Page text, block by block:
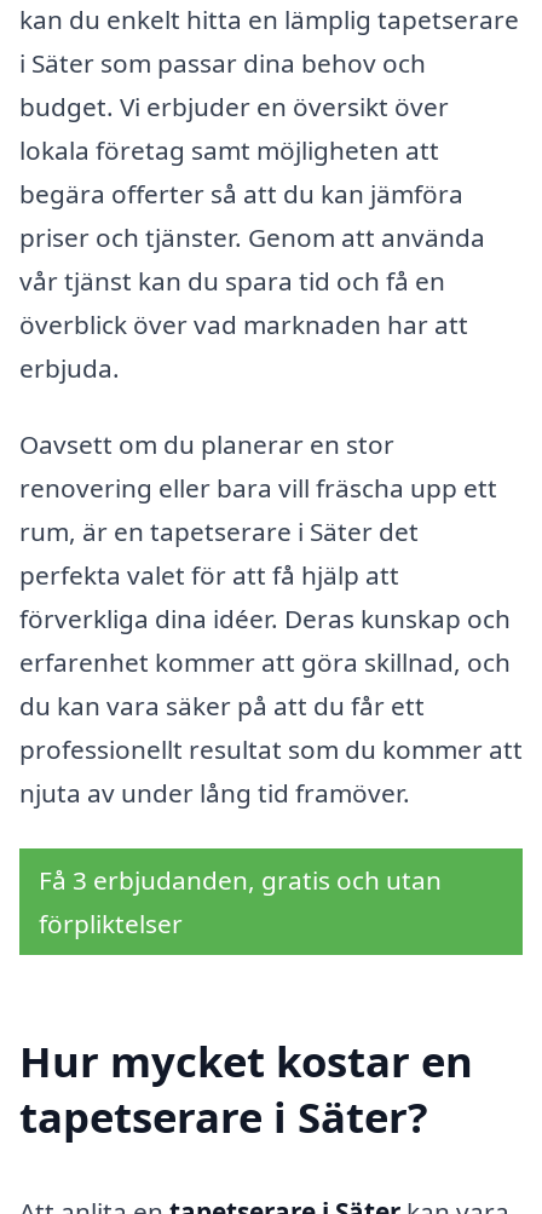
kan du enkelt hitta en lämplig tapetserare
i Säter som passar dina behov och
budget. Vi erbjuder en översikt över
lokala företag samt möjligheten att
begära offerter så att du kan jämföra
priser och tjänster. Genom att använda
vår tjänst kan du spara tid och få en
överblick över vad marknaden har att
erbjuda.
Oavsett om du planerar en stor
renovering eller bara vill fräscha upp ett
rum, är en tapetserare i Säter det
perfekta valet för att få hjälp att
förverkliga dina idéer. Deras kunskap och
erfarenhet kommer att göra skillnad, och
du kan vara säker på att du får ett
professionellt resultat som du kommer att
njuta av under lång tid framöver.
Få 3 erbjudanden, gratis och utan
förpliktelser
Hur mycket kostar en
tapetserare i Säter?